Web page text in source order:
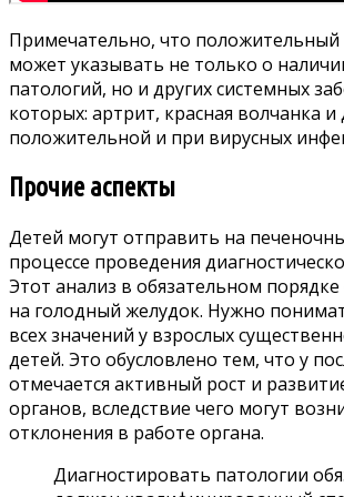
Примечательно, что положительный
может указывать не только о
патологий, но и других системных
которых: артрит, красная волчанка и
положительной и при вирусных
Прочие аспекты
Детей могут отправить на
процессе проведения
Этот анализ в обязательном порядке
на голодный желудок. Нужно
всех значений у взрослых
детей. Это обусловлено тем, что у
отмечается активный рост и
органов, вследствие чего могут
отклонения в работе органа.
Диагностировать патологии